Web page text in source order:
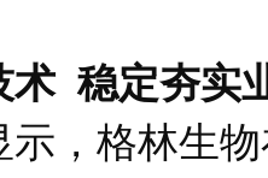
稳定夯实
格林生物